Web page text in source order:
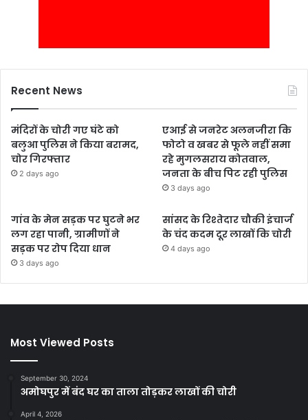
Recent News
मंदिरों के चोरी गए घंटे को
बलुआ पुलिस ने किया बरामद,
चोर गिरफ्तार
2 days ago
एआई से जनरेट अलनजीरा कि
फोटो व खबर से फूले नहीं समा
रहे मुगलसराय कोतवाल,
जनता के बीच पिट रही पुलिस
3 days ago
गांव के मेन सड़क पर घुटने भर
लग रहा पानी, ग्रामीणों ने
सड़क पर रोप दिया धान
3 days ago
सांसद के रिश्तेदार चौकी इंचार्ज
के चंद कदम दूर लाखों कि चोरी
4 days ago
Most Viewed Posts
September 30, 2024
अमोघपुर में बंद घर का ताला तोड़कर लाखों की चोरी
April 4, 2026